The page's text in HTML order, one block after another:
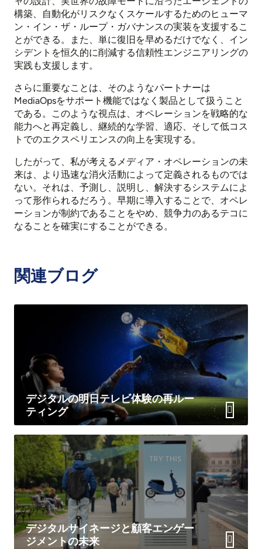
構築、自動化がリスクなくスケールするためのヒューマ
ン・イン・ザ・ループ・ガバナンスの実装を支援するこ
とができる。また、単に復旧を早めるだけでなく、イン
シデントを恒久的に削減する信頼性エンジニアリングの
実践も支援します。
さらに重要なことは、そのようなパートナーは
MediaOpsをサポート機能ではなく製品として扱うこと
である。このような視点は、オペレーションを戦略的な
能力へと再定義し、継続的な学習、適応、そして低コス
トでのエクスペリエンスの向上を実現する。
したがって、私が考えるメディア・オペレーションの未
来は、より迅速な消火活動によって定義されるものでは
ない。それは、予測し、説明し、解決するシステムによ
って形作られるだろう。早期に導入することで、オペレ
ーションが制約であることをやめ、競争力のあるテコに
なることを確実にすることができる。
関連ブログ
デジタルの明日テレビ体験の再ルー
ティング
デジタルサイネージと顧客エンゲー
ジメントの未来